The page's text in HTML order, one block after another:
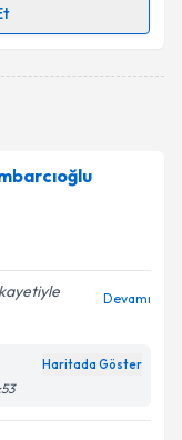
almanız için bir
Aydınlatma
belirtilen
Devamı
Haritada Göster